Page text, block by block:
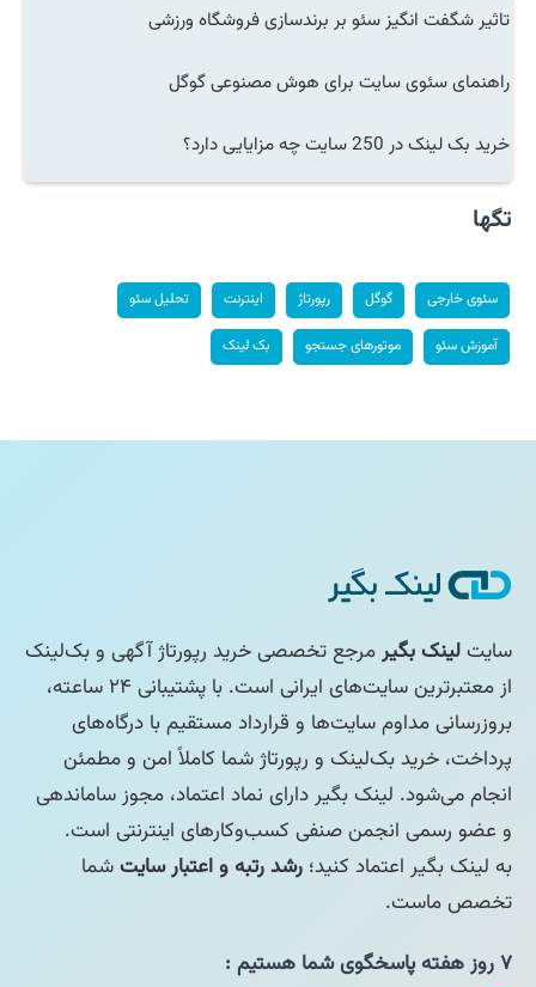
تاثیر شگفت انگیز سئو بر برندسازی فروشگاه ورزشی
راهنمای سئوی سایت برای هوش مصنوعی گوگل
خرید بک لینک در 250 سایت چه مزایایی دارد؟
تگها
سئوی خارجی گوگل رپورتاژ اینترنت تحلیل سئو
آموزش سئو موتورهای جستجو بک لینک
سایتلینک بگیرمرجع تخصصی خرید رپورتاژ آگهی و بک‌لینک
از معتبرترین سایت‌های ایرانی است. با پشتیبانی ۲۴ ساعته،
بروزرسانی مداوم سایت‌ها و قرارداد مستقیم با درگاه‌های
پرداخت، خرید بک‌لینک و رپورتاژ شما کاملاً امن و مطمئن
انجام می‌شود. لینک بگیر دارای نماد اعتماد، مجوز ساماندهی
و عضو رسمی انجمن صنفی کسب‌وکارهای اینترنتی است.
به لینک بگیر اعتماد کنید؛ رشد رتبه و اعتبار سایتشما
تخصص ماست.
۷ روز هفته پاسخگوی شما هستیم :